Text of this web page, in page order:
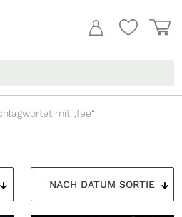
mit „fee“